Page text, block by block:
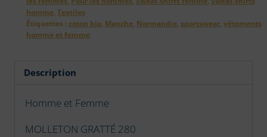
Chausey
2
sur
Coeur
homme Textiles
Étiquettes : coton bio Manche Normandie sportswear vêtements
homme et femme
Description
Homme et Femme
MOLLETON GRATTÉ 280